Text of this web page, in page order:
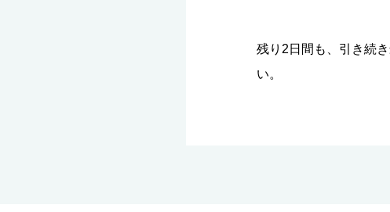
残り2日間も、引き続
い。